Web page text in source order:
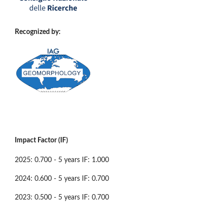
Recognized by:
Impact Factor (IF)
2025: 0.700 - 5 years IF: 1.000
2024: 0.600 - 5 years IF: 0.700
2023: 0.500 - 5 years IF: 0.700